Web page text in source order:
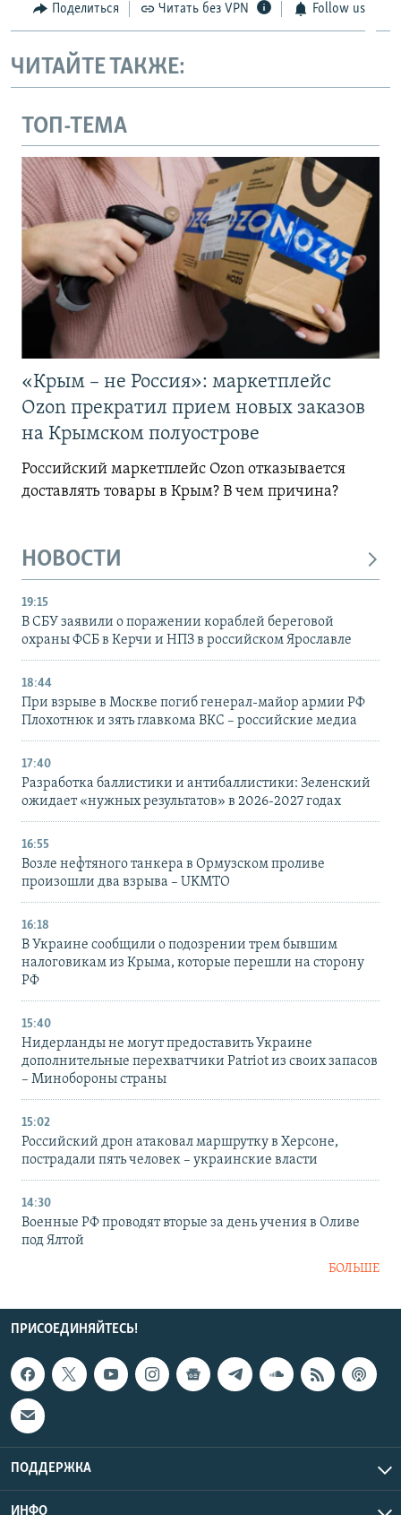
Поделиться Читать без VPN Follow us
ЧИТАЙТЕ ТАКЖЕ:
ТОП-ТЕМА
«Крым – не Россия»: маркетплейс
Ozon прекратил прием новых заказов
на Крымском полуострове
Российский маркетплейс Ozon отказывается
доставлять товары в Крым? В чем причина?
НОВОСТИ
19:15
В СБУ заявили о поражении кораблей береговой
охраны ФСБ в Керчи и НПЗ в российском Ярославле
18:44
При взрыве в Москве погиб генерал-майор армии РФ
Плохотнюк и зять главкома ВКС – российские медиа
17:40
Разработка баллистики и антибаллистики: Зеленский
ожидает «нужных результатов» в 2026-2027 годах
16:55
Возле нефтяного танкера в Ормузском проливе
произошли два взрыва – UKMTO
16:18
В Украине сообщили о подозрении трем бывшим
налоговикам из Крыма, которые перешли на сторону
РФ
15:40
Нидерланды не могут предоставить Украине
дополнительные перехватчики Patriot из своих запасов
– Минобороны страны
15:02
Российский дрон атаковал маршрутку в Херсоне,
пострадали пять человек – украинские власти
14:30
Военные РФ проводят вторые за день учения в Оливе
под Ялтой
БОЛЬШЕ
ПРИСОЕДИНЯЙТЕСЬ!
ПОДДЕРЖКА
ИНФО